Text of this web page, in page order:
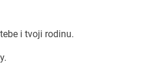
i tvoji rodinu.